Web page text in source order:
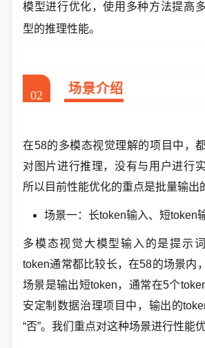
模型进行优化，使用多种方法提高
型的推理性能。
02 场景介绍
在58的多模态视觉理解的项目中，
对图片进行推理，没有与用户进行
所以目前性能优化的重点是批量输出
场景一：长token输入、短token
多模态视觉大模型输入的是提示
token通常都比较长，在58的场景内
场景是输出短token，通常在5个
安定制数据治理项目中，输出的
“否”。我们重点对这种场景进行性能优